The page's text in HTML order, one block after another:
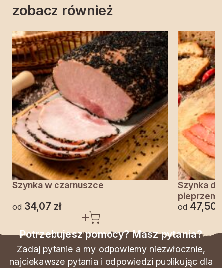
zobacz również
Szynka w czarnuszce
od 34,07 zł
Szynka
pieprzem
od 47,50
Potrzebujesz pomocy? Masz pytania?
Zadaj pytanie a my odpowiemy niezwłocznie,
najciekawsze pytania i odpowiedzi publikując dla